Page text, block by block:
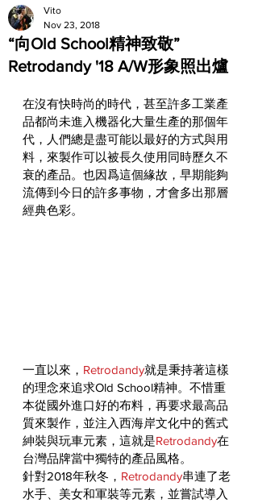
“向Old School精神致敬”
Retrodandy '18 A/W形象照出爐
Vito
Nov 23, 2018
在沒有快時尚的時代，甚至許多工業產
品都尚未進入機器化大量生產的那個年
代，人們總是盡可能以最好的方式與用
料，來製作可以被長久使用同時歷久不
衰的產品。也因爲這個緣故，早期能夠
流傳到今日的許多事物，才會多出那層
經典色彩。
一直以來， Retrodandy就是秉持著這樣
的理念來追求Old School精神。不惜重
本從國外進口好的布料，再要求最高品
質來製作，並注入西海岸文化中的舊式
紳裝與玩車元素，這就是Retrodandy在
台灣品牌當中獨特的產品風格。
針對2018年秋冬， Retrodandy串連了老
水手、美女和軍裝等元素，並嘗試導入